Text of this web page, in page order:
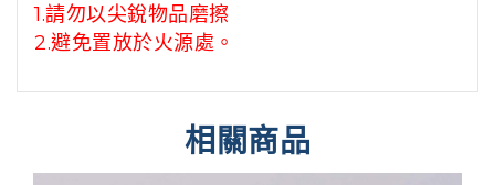
1.請勿以尖銳物品磨擦
2.避免置放於火源處。
相關商品